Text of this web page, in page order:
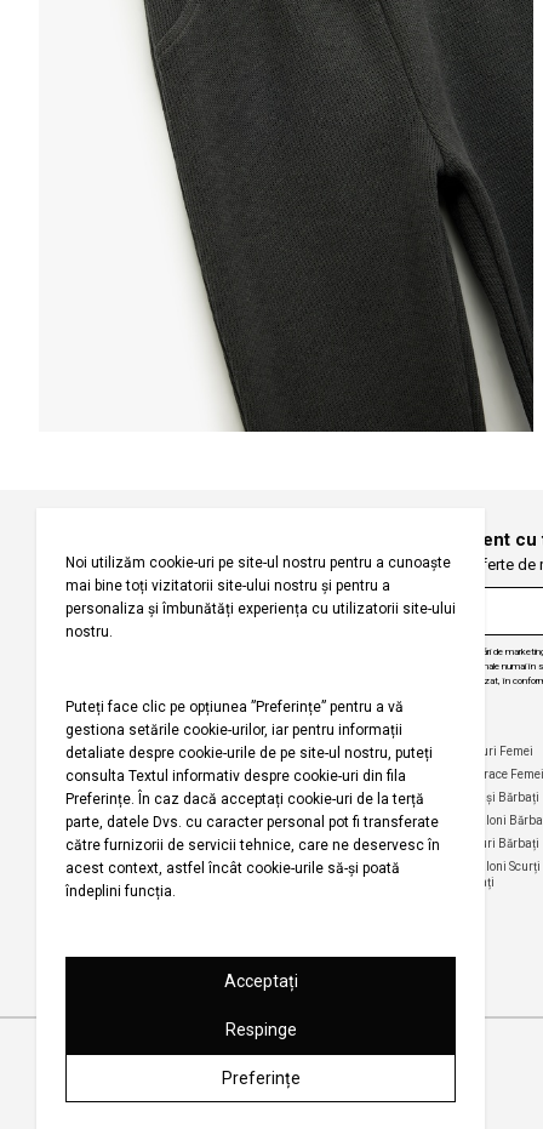
Înregistrați-vă pentru a fi la curent
Fiți primii care primesc oferte de
Prin abonarea la buletinul nostru informativ, sunteți de acord să primiți comunicări de
angajăm să vă protejăm confidențialitatea și vom folosi informațiile dvs. personale numai în
actualizări despre produsele și serviciile noastre, să vă oferim conținut personalizat, în
Companie
Despre noi
Politica
privind
utilizarea
modulelor de
tip cookie
Termeni și
condiții
campanie
Ajutor
Întrebări frecvente
Politica de Anulare și
Urmărirea comenzii
fără înregistrare
Politica de
Categorii Populare
Rochii Femei
Tricouri Femei
Cămăși Femei
Pantaloni Femei
Fuste Femei
Maiouri Femei
Hanorace Femei
Cămași Bărbați
Pantaloni
Tricouri Bărbați
Pantaloni Scurți
Bărbați
Drepturi de autor 2001-2026 Koton.com
Puteți ajunge la
Selecteaza țara
Selectează mărimea
Informațiile despre starea
Selectează
Tabel de mărimi